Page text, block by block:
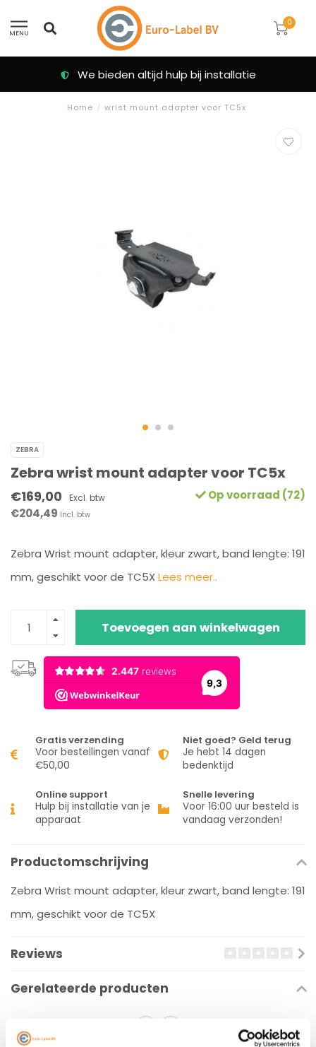
MENU
0
We bieden altijd hulp bij installatie
Home / wrist mount adapter voor TC5x
ZEBRA
Zebra wrist mount adapter voor TC5x
€169,00 Excl. btw
€204,49 Incl. btw
Op voorraad (72)
Zebra Wrist mount adapter, kleur zwart, band lengte: 191
mm, geschikt voor de TC5XLees meer..
Toevoegen aan winkelwagen
Gratis verzending
Voor bestellingen vanaf
€50,00
Niet goed? Geld terug
Je hebt 14 dagen
bedenktijd
Online support
Hulp bij installatie van je
apparaat
Snelle levering
Voor 16:00 uur besteld is
vandaag verzonden!
Productomschrijving
Zebra Wrist mount adapter, kleur zwart, band lengte: 191
mm, geschikt voor de TC5X
Reviews
Gerelateerde producten